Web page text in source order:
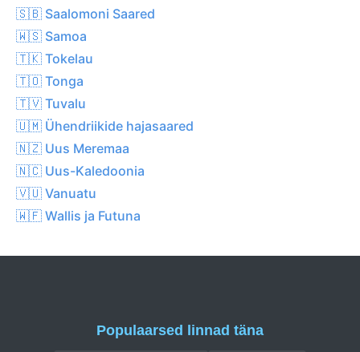
🇸🇧 Saalomoni Saared
🇼🇸 Samoa
🇹🇰 Tokelau
🇹🇴 Tonga
🇹🇻 Tuvalu
🇺🇲 Ühendriikide hajasaared
🇳🇿 Uus Meremaa
🇳🇨 Uus-Kaledoonia
🇻🇺 Vanuatu
🇼🇫 Wallis ja Futuna
Populaarsed linnad täna